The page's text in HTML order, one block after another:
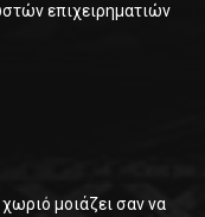
επιχειρηματιών
μοιάζει σαν να